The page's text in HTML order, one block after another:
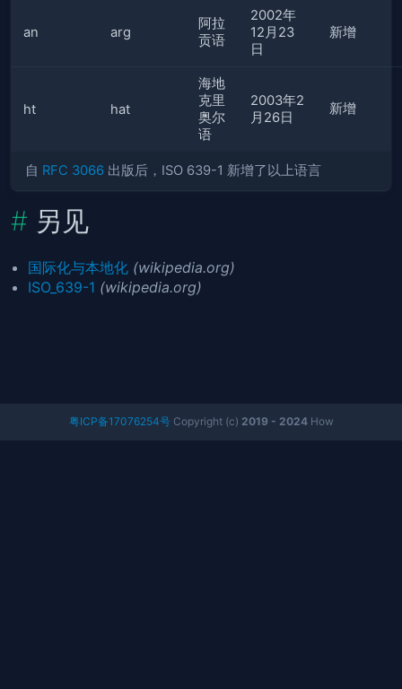
an arg
阿拉
贡语
2002年
12月23
日
新增
ht hat
海地
克里
奥尔
语
2003年2
月26日
新增
自 RFC 3066 出版后，ISO 639-1 新增了以上语言
另见
国际化与本地化 (wikipedia.org)
ISO_639-1 (wikipedia.org)
粤ICP备17076254号Copyright (c) 2019 - 2024How